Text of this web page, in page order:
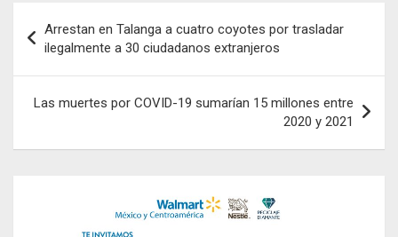
de
entradas
Arrestan en Talanga a cuatro coyotes por trasladar
ilegalmente a 30 ciudadanos extranjeros
Las muertes por COVID-19 sumarían 15 millones entre
2020 y 2021